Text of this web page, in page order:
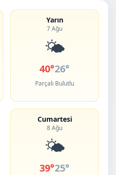
Yarın
7 Ağu
🌤️
40°26°
Parçalı Bulutlu
Cumartesi
8 Ağu
🌤️
39°25°